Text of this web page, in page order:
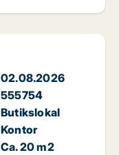
02.08.2026
555754
Butikslokal
Kontor
Ca. 20 m2